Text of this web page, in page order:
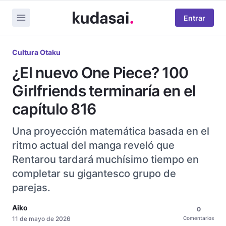
Entrar
Cultura Otaku
¿El nuevo One Piece? 100
Girlfriends terminaría en el
capítulo 816
Una proyección matemática basada en el
ritmo actual del manga reveló que
Rentarou tardará muchísimo tiempo en
completar su gigantesco grupo de
parejas.
Aiko
11 de mayo de 2026
0
Comentarios